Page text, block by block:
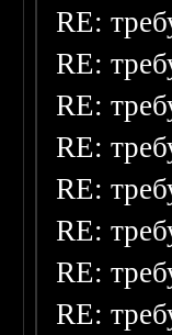
RE:
RE:
RE:
RE:
RE:
RE:
RE:
RE: